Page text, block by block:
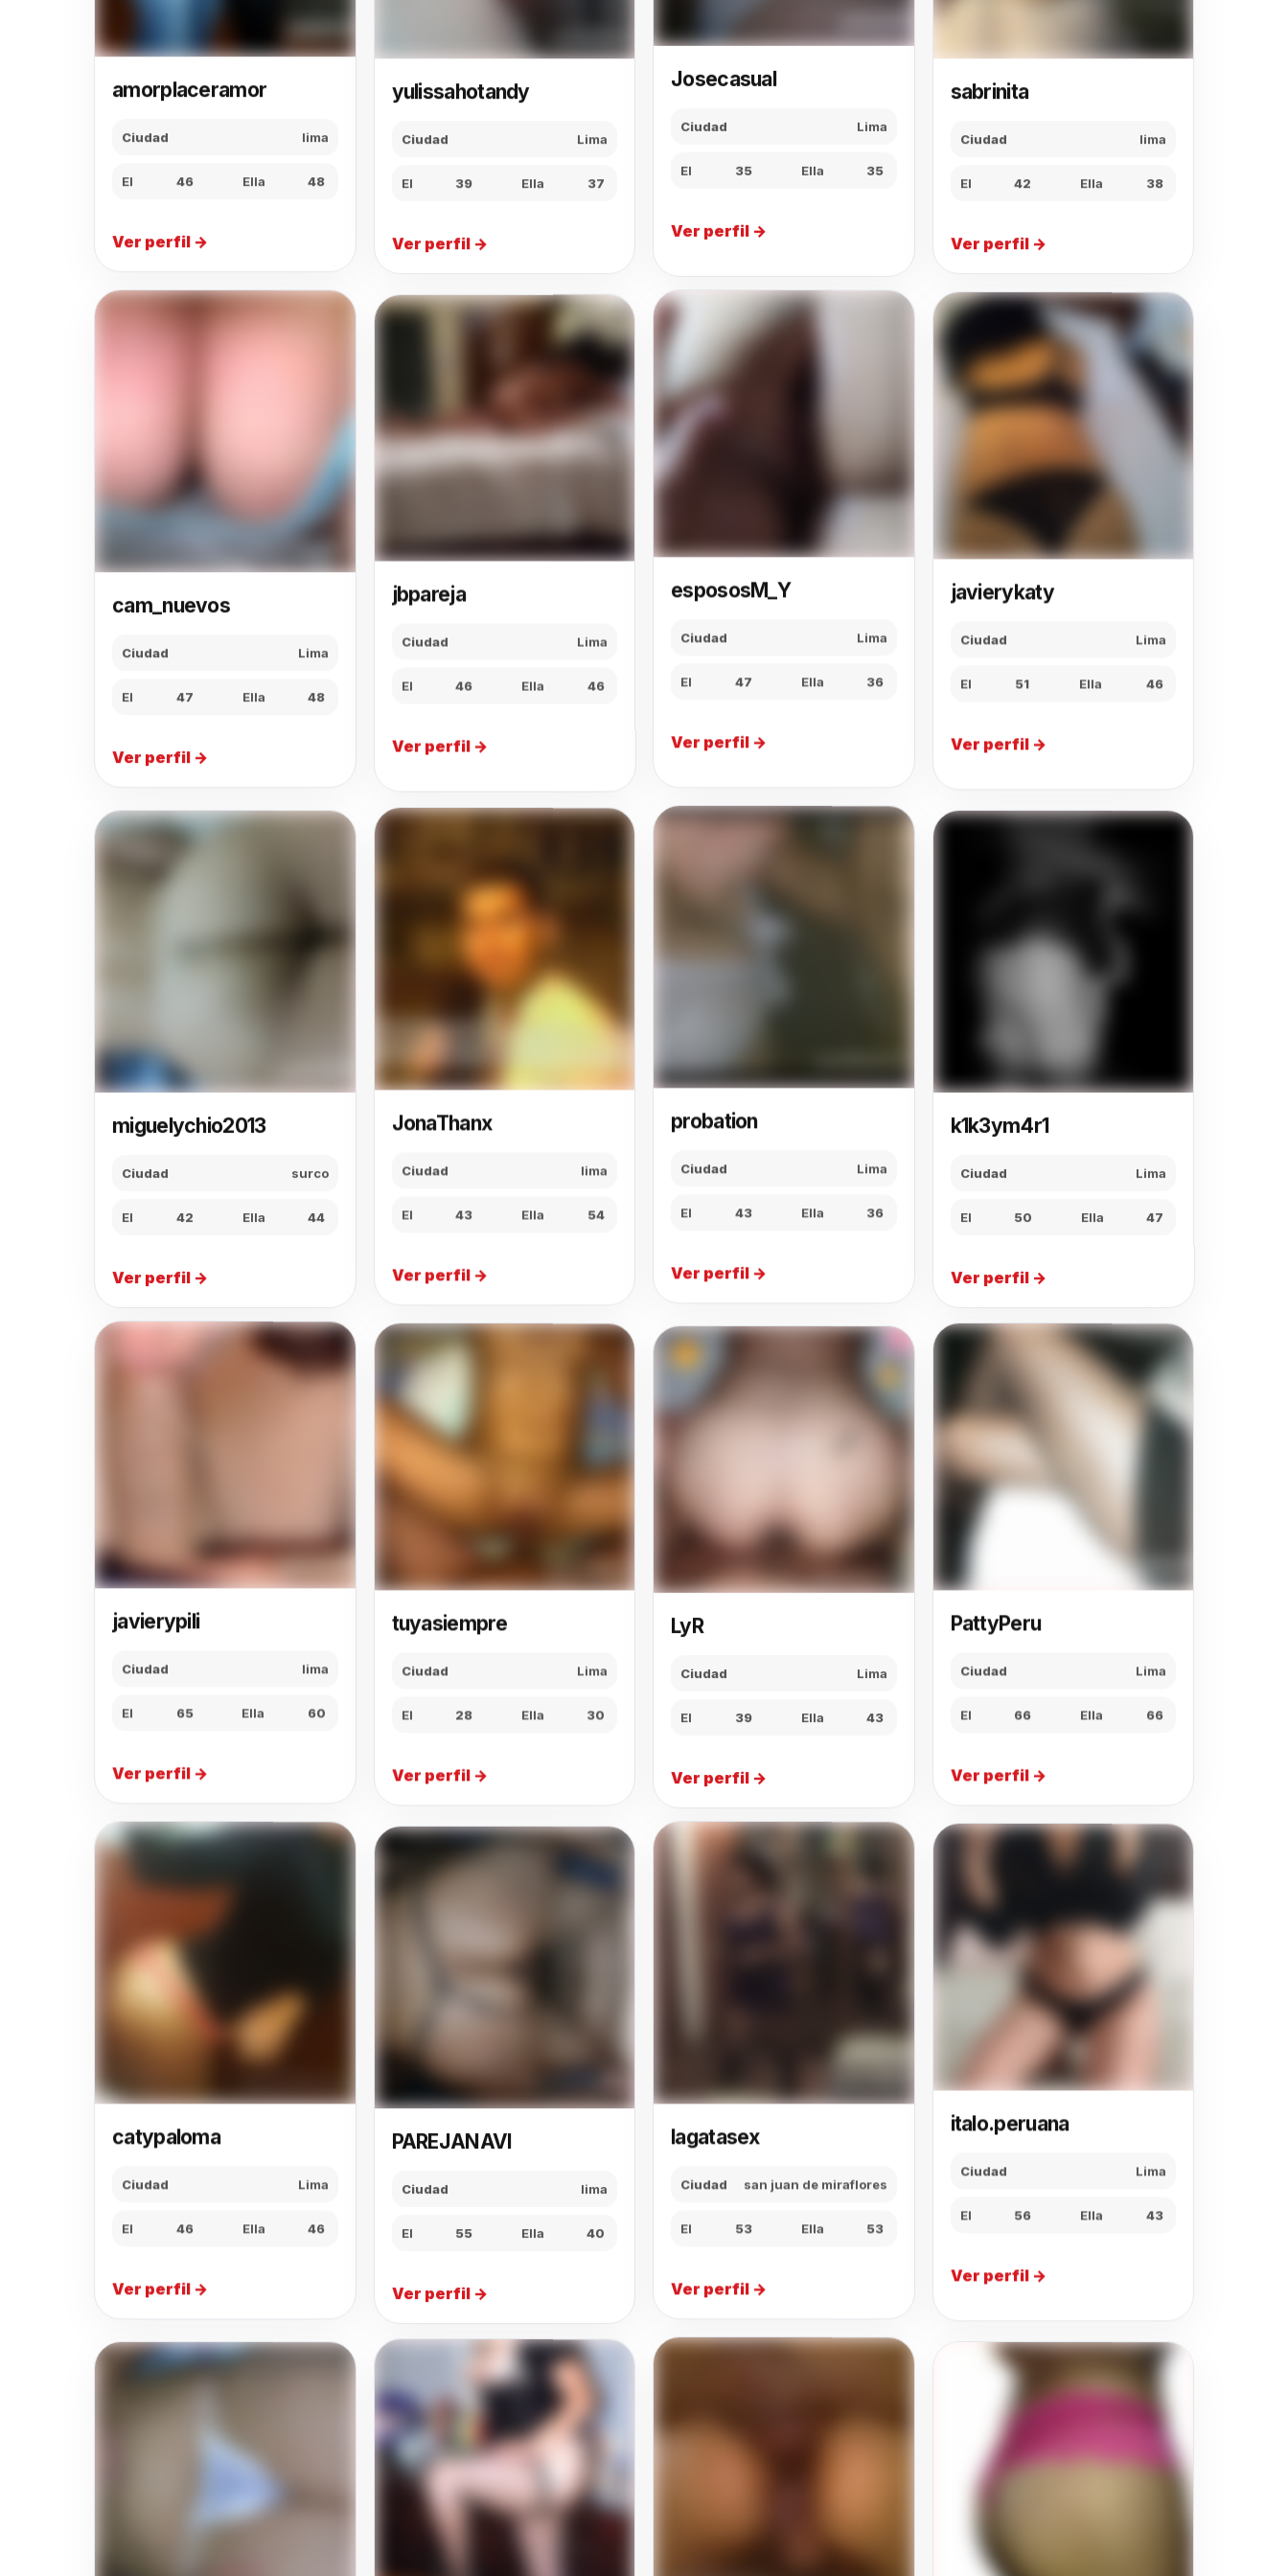
amorplaceramor
Ciudad lima
El 46 Ella 48
Ver perfil →
yulissahotandy
Ciudad Lima
El 39 Ella 37
Ver perfil →
Josecasual
Ciudad Lima
El 35 Ella 35
Ver perfil →
sabrinita
Ciudad lima
El 42 Ella 38
Ver perfil →
cam_nuevos
Ciudad Lima
El 47 Ella 48
Ver perfil →
jbpareja
Ciudad Lima
El 46 Ella 46
Ver perfil →
espososM_Y
Ciudad Lima
El 47 Ella 36
Ver perfil →
javierykaty
Ciudad Lima
El 51 Ella 46
Ver perfil →
miguelychio2013
Ciudad surco
El 42 Ella 44
Ver perfil →
JonaThanx
Ciudad lima
El 43 Ella 54
Ver perfil →
probation
Ciudad Lima
El 43 Ella 36
Ver perfil →
k1k3ym4r1
Ciudad Lima
El 50 Ella 47
Ver perfil →
javierypili
Ciudad lima
El 65 Ella 60
Ver perfil →
tuyasiempre
Ciudad Lima
El 28 Ella 30
Ver perfil →
LyR
Ciudad Lima
El 39 Ella 43
Ver perfil →
PattyPeru
Ciudad Lima
El 66 Ella 66
Ver perfil →
catypaloma
Ciudad Lima
El 46 Ella 46
Ver perfil →
PAREJANAVI
Ciudad lima
El 55 Ella 40
Ver perfil →
lagatasex
Ciudad san juan de miraflores
El 53 Ella 53
Ver perfil →
italo.peruana
Ciudad Lima
El 56 Ella 43
Ver perfil →